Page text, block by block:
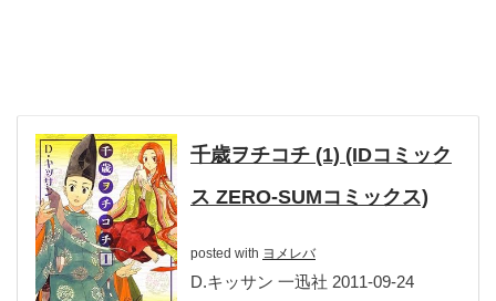
千歳ヲチコチ (1) (IDコミック
ス ZERO-SUMコミックス)
posted with ヨメレバ
D.キッサン 一迅社 2011-09-24